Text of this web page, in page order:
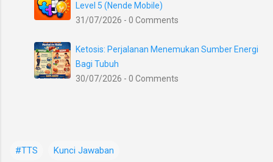
Level 5 (Nende Mobile)
31/07/2026 - 0 Comments
Ketosis: Perjalanan Menemukan Sumber Energi
Bagi Tubuh
30/07/2026 - 0 Comments
#TTS Kunci Jawaban